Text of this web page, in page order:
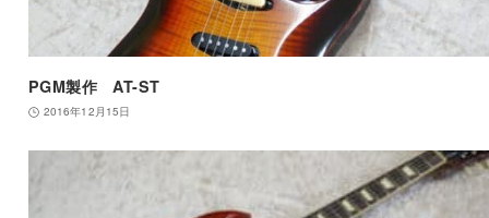
PGM製作 AT-ST
2016年12月15日